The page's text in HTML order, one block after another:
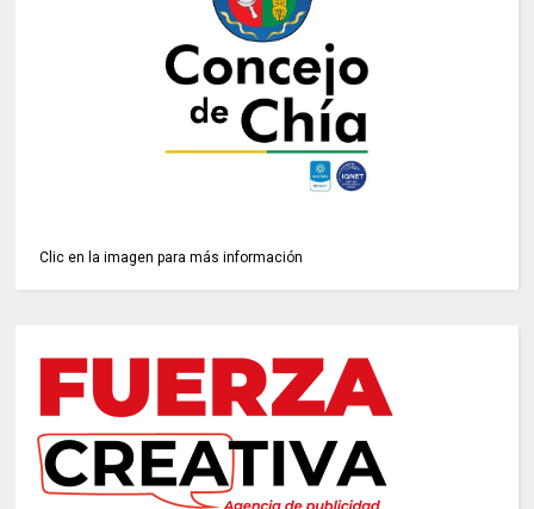
Clic en la imagen para más información